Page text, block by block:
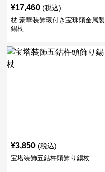
¥17,460 (税込)
杖 豪華装飾環付き宝珠頭金属製
錫杖
¥3,850 (税込)
宝塔装飾五鈷杵頭飾り錫杖